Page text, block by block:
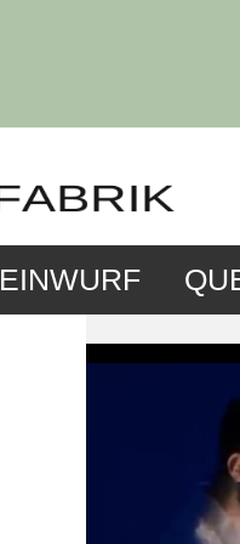
EINWURF